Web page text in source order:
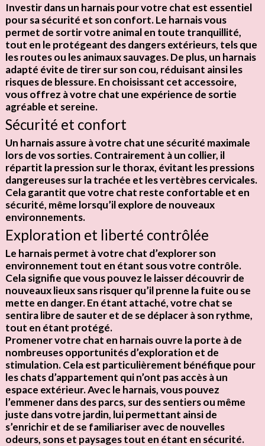
Investir dans un harnais pour votre chat est essentiel
pour sa sécurité et son confort. Le harnais vous
permet de sortir votre animal en toute tranquillité,
tout en le protégeant des dangers extérieurs, tels que
les routes ou les animaux sauvages. De plus, un harnais
adapté évite de tirer sur son cou, réduisant ainsi les
risques de blessure. En choisissant cet accessoire,
vous offrez à votre chat une expérience de sortie
agréable et sereine.
Sécurité et confort
Un harnais assure à votre chat une sécurité maximale
lors de vos sorties. Contrairement à un collier, il
répartit la pression sur le thorax, évitant lespressions
dangereusessur la trachée et les vertèbres cervicales.
Cela garantit que votre chat reste confortable et en
sécurité, même lorsqu’il explore de nouveaux
environnements.
Exploration et liberté contrôlée
Le harnais permet à votre chat d’explorer son
environnement tout en étant sous votre contrôle.
Cela signifie que vous pouvez le laisser découvrir de
nouveaux lieux sans risquer qu’il prenne la fuite ou se
mette en danger. En étant attaché, votre chat se
sentira libre de sauter et de se déplacer à son rythme,
tout en étant protégé.
Promener votre chat en harnais ouvre la porte à de
nombreuses opportunités d’exploration et de
stimulation. Cela est particulièrement bénéfique pour
les chats d’appartement qui n’ont pas accès à un
espace extérieur. Avec le harnais, vous pouvez
l’emmener dans des parcs, sur des sentiers ou même
juste dans votre jardin, lui permettant ainsi de
s’enrichir et de se familiariser avec de nouvelles
odeurs, sons et paysages tout en étant en sécurité.